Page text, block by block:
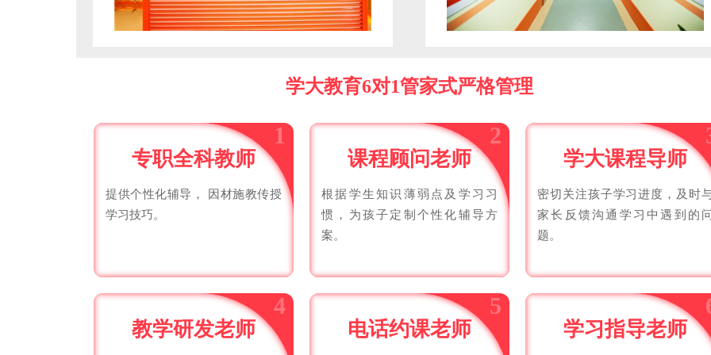
学大教育6对1管家式严格管理
1
专职全科教师
提供个性化辅导， 因材施教传授
学习技巧。
2
课程顾问老师
根据学生知识薄弱点及学习习
惯，为孩子定制个性化辅导方
案。
学大课程导师
密切关注孩子学习进度，及时
家长反馈沟通学习中遇到的问
题。
4
教学研发老师
5
电话约课老师 学习指导老师